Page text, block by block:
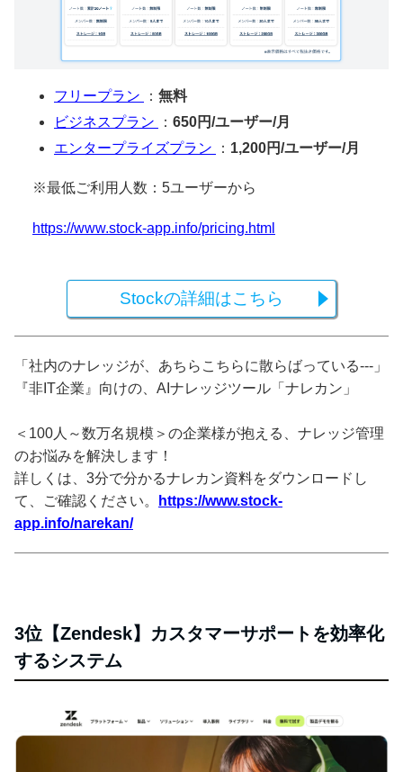
フリープラン ： 無料
ビジネスプラン
： 650円/ユーザー/月
エンタープライズプラン
： 1,200円/ユーザー/月
※最低ご利用人数：5ユーザーから
https://www.stock-app.info/pricing.html
Stockの詳細はこちら
「社内のナレッジが、あちらこちらに散らばっている---」
『非IT企業』向けの、AIナレッジツール「ナレカン」
＜100人～数万名規模＞の企業様が抱える、ナレッジ管理
のお悩みを解決します！
詳しくは、3分で分かるナレカン資料をダウンロードし
て、ご確認ください。
https://www.stock-
app.info/narekan/
3位【Zendesk】カスタマーサポートを効率化
するシステム